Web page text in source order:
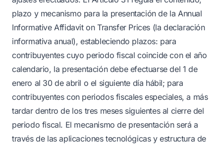
plazo y mecanismo para la presentación de la Annual
Informative Affidavit on Transfer Prices (la declaración
informativa anual), estableciendo plazos: para
contribuyentes cuyo periodo fiscal coincide con el año
calendario, la presentación debe efectuarse del 1 de
enero al 30 de abril o el siguiente día hábil; para
contribuyentes con periodos fiscales especiales, a más
tardar dentro de los tres meses siguientes al cierre del
periodo fiscal. El mecanismo de presentación será a
través de las aplicaciones tecnológicas y estructura de